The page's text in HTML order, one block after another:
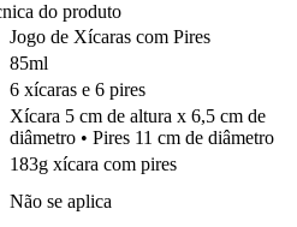
do produto
Jogo de Xícaras com Pires
85ml
6 xícaras e 6 pires
Xícara 5 cm de altura x 6,5 cm de
diâmetro • Pires 11 cm de diâmetro
183g xícara com pires
Não se aplica